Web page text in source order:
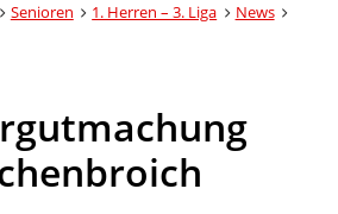
Senioren 1. Herren – 3. Liga
News